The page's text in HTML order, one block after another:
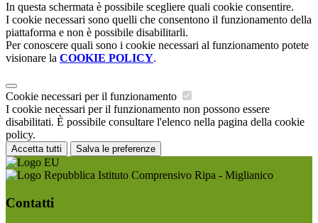
In questa schermata è possibile scegliere quali cookie consentire.
I cookie necessari sono quelli che consentono il funzionamento della
piattaforma e non è possibile disabilitarli.
Per conoscere quali sono i cookie necessari al funzionamento potete
visionare la COOKIE POLICY.
Cookie necessari per il funzionamento
I cookie necessari per il funzionamento non possono essere
disabilitati. È possibile consultare l'elenco nella pagina della cookie
policy.
Accetta tutti Salva le preferenze
Istituto Comprensivo Ripa - Miglianico
Contatti